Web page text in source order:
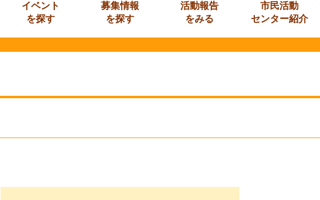
イベント
を探す
募集情報
を探す
活動報告
をみる
市民活動
センター紹介